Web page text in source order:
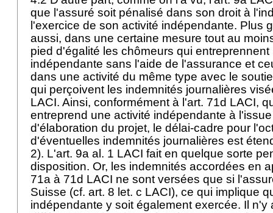
que l'assuré soit pénalisé dans son droit à
l'exercice de son activité indépendante. Plus
aussi, dans une certaine mesure tout au
pied d'égalité les chômeurs qui entreprennent
indépendante sans l'aide de l'assurance et
dans une activité du même type avec le
qui perçoivent les indemnités journalières
LACI. Ainsi, conformément à l'art. 71d LACI,
entreprend une activité indépendante à
d'élaboration du projet, le délai-cadre pour
d'éventuelles indemnités journalières est
2). L'art. 9a al. 1 LACI fait en quelque sorte
disposition. Or, les indemnités accordées en
71a à 71d LACI ne sont versées que si
Suisse (cf. art. 8 let. c LACI), ce qui implique
indépendante y soit également exercée. Il n'y